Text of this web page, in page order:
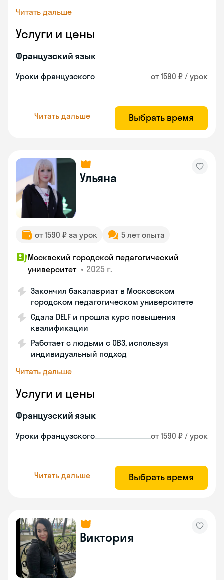
Читать дальше
Услуги и цены
Французский язык
Уроки французского от 1590 ₽ / урок
Читать дальше Выбрать время
Ульяна
от 1590 ₽ за урок 5 лет опыта
Москвский городской педагогический
университет • 2025 г.
Закончил бакалавриат в Московском
городском педагогическом университете
Сдала DELF и прошла курс повышения
квалификации
Работает с людьми с ОВЗ, используя
индивидуальный подход
Читать дальше
Услуги и цены
Французский язык
Уроки французского от 1590 ₽ / урок
Читать дальше Выбрать время
Виктория